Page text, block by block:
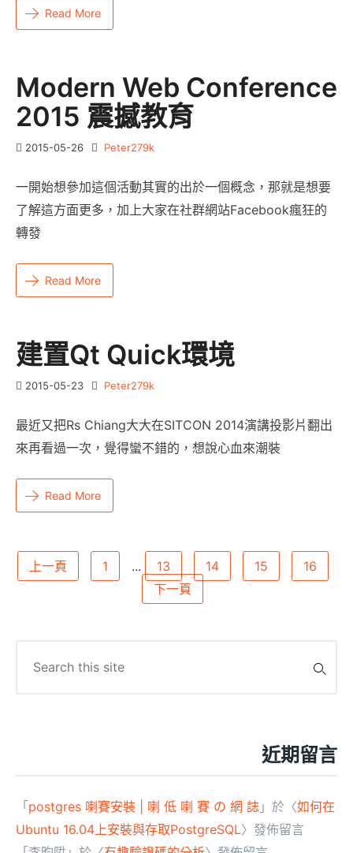
Read More
Modern Web Conference
2015 震撼教育
2015-05-26 Peter279k
一開始想參加這個活動其實的出於一個概念，那就是想要
了解這方面更多，加上大家在社群網站Facebook瘋狂的
轉發
Read More
建置Qt Quick環境
2015-05-23 Peter279k
最近又把Rs Chiang大大在SITCON 2014演講投影片翻出
來再看過一次，覺得蠻不錯的，想說心血來潮裝
Read More
文
頁
上一頁 1 ... 13 14 15
16
下一頁
for:
近期留言
「 postgres 喇賽安裝 | 喇 低 喇 賽 の 網 誌 」於〈如何在
Ubuntu 16.04上安裝與存取PostgreSQL〉發佈留言